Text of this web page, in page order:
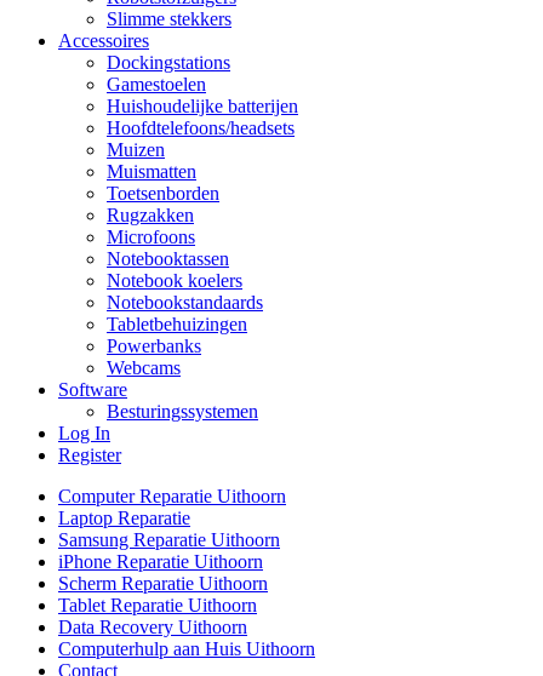
Slimme stekkers
Accessoires
Dockingstations
Gamestoelen
Huishoudelijke batterijen
Hoofdtelefoons/headsets
Muizen
Muismatten
Toetsenborden
Rugzakken
Microfoons
Notebooktassen
Notebook koelers
Notebookstandaards
Tabletbehuizingen
Powerbanks
Webcams
Software
Besturingssystemen
Log In
Register
Computer Reparatie Uithoorn
Laptop Reparatie
Samsung Reparatie Uithoorn
iPhone Reparatie Uithoorn
Scherm Reparatie Uithoorn
Tablet Reparatie Uithoorn
Data Recovery Uithoorn
Computerhulp aan Huis Uithoorn
Contact